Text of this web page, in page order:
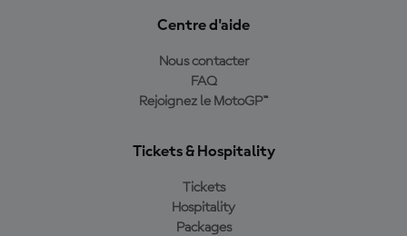
Centre d'aide
Nous contacter
FAQ
Rejoignez le MotoGP™
Tickets & Hospitality
Tickets
Hospitality
Packages